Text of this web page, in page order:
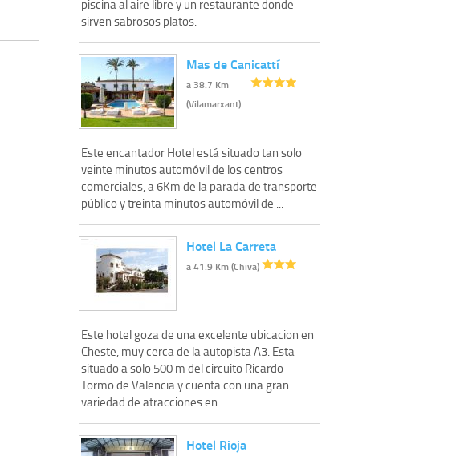
piscina al aire libre y un restaurante donde
sirven sabrosos platos.
Mas de Canicattí
a 38.7 Km
(Vilamarxant)
Este encantador Hotel está situado tan solo
veinte minutos automóvil de los centros
comerciales, a 6Km de la parada de transporte
público y treinta minutos automóvil de ...
Hotel La Carreta
a 41.9 Km (Chiva)
Este hotel goza de una excelente ubicacion en
Cheste, muy cerca de la autopista A3. Esta
situado a solo 500 m del circuito Ricardo
Tormo de Valencia y cuenta con una gran
variedad de atracciones en...
Hotel Rioja